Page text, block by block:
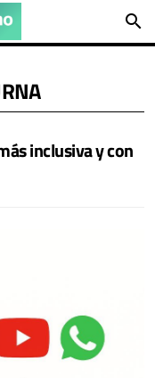
search
inclusiva y con